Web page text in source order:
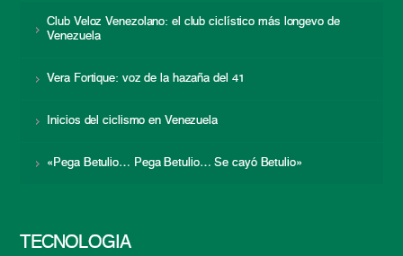
Club Veloz Venezolano: el club ciclístico más longevo de
Venezuela
Vera Fortique: voz de la hazaña del 41
Inicios del ciclismo en Venezuela
«Pega Betulio… Pega Betulio… Se cayó Betulio»
TECNOLOGÍA